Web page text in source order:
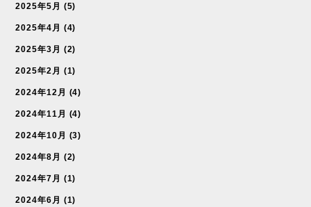
2025年5月 (5)
2025年4月 (4)
2025年3月 (2)
2025年2月 (1)
2024年12月 (4)
2024年11月 (4)
2024年10月 (3)
2024年8月 (2)
2024年7月 (1)
2024年6月 (1)